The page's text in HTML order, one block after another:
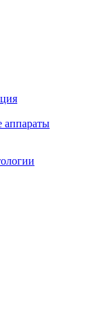
аппараты